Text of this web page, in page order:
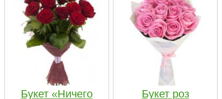
Букет «Ничего
Букет роз